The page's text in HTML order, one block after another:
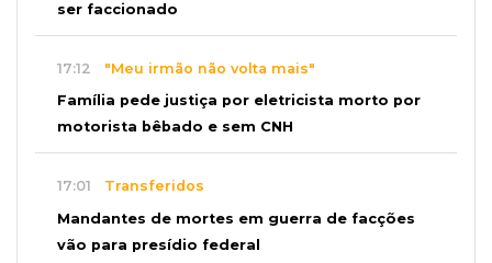
ser faccionado
17:12 "Meu irmão não volta mais"
Família pede justiça por eletricista morto por
motorista bêbado e sem CNH
17:01 Transferidos
Mandantes de mortes em guerra de facções
vão para presídio federal